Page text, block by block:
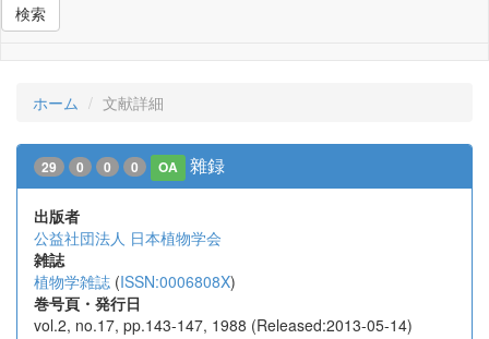
検索
ホーム 文献詳細
29 0 0 0 OA 雜録
出版者
公益社団法人 日本植物学会
雑誌
植物学雑誌 (ISSN:0006808X)
巻号頁・発行日
vol.2, no.17, pp.143-147, 1988 (Released:2013-05-14)